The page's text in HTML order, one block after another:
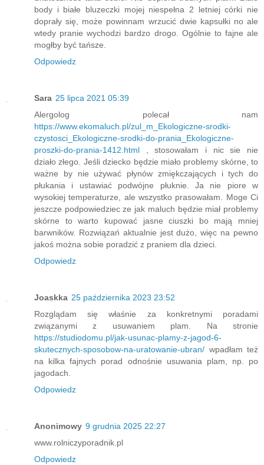
body i białe bluzeczki mojej niespełna 2 letniej córki nie
doprały się, może powinnam wrzucić dwie kapsułki no ale
wtedy pranie wychodzi bardzo drogo. Ogólnie to fajne ale
mogłby być tańsze.
Odpowiedz
Sara 25 lipca 2021 05:39
Alergolog polecał nam
https://www.ekomaluch.pl/zul_m_Ekologiczne-srodki-
czystosci_Ekologiczne-srodki-do-prania_Ekologiczne-
proszki-do-prania-1412.html , stosowałam i nic sie nie
działo złego. Jeśli dziecko będzie miało problemy skórne, to
ważne by nie używać płynów zmiękczających i tych do
płukania i ustawiać podwójne płuknie. Ja nie piore w
wysokiej temperaturze, ale wszystko prasowałam. Moge Ci
jeszcze podpowiedziec ze jak maluch będzie miał problemy
skórne to warto kupować jasne ciuszki bo mają mniej
barwników. Rozwiązań aktualnie jest dużo, więc na pewno
jakoś można sobie poradzić z praniem dla dzieci.
Odpowiedz
Joaskka 25 października 2023 23:52
Rozglądam się właśnie za konkretnymi poradami
związanymi z usuwaniem plam. Na stronie
https://studiodomu.pl/jak-usunac-plamy-z-jagod-6-
skutecznych-sposobow-na-uratowanie-ubran/ wpadłam też
na kilka fajnych porad odnośnie usuwania plam, np. po
jagodach.
Odpowiedz
Anonimowy 9 grudnia 2025 22:27
www.rolniczyporadnik.pl
Odpowiedz